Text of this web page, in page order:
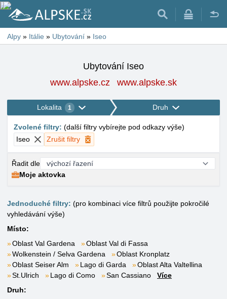
Alpy » Itálie » Ubytování » Iseo
Ubytování Iseo
www.alpske.cz
www.alpske.sk
Lokalita 1 Druh
Zvolené filtry: (další filtry vybírejte pod odkazy výše)
Iseo
Zrušit filtry
Řadit dle
Moje aktovka
Jednoduché filtry: (pro kombinaci více filtrů použijte pokročilé
vyhledávání výše)
Místo:
Oblast Val Gardena
Oblast Val di Fassa
Wolkenstein / Selva Gardena
Oblast Kronplatz
Oblast Seiser Alm
Lago di Garda
Oblast Alta Valtellina
St.Ulrich
Lago di Como San Cassiano
Více
Druh: